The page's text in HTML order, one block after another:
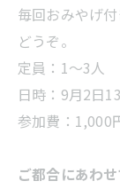
毎回おみやげ
どうぞ。
定員：1〜3人
日時：9月2
参加費：1,000
ご都合にあわ